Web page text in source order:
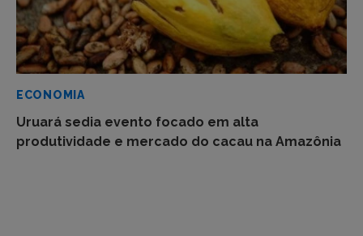
ECONOMIA
Uruará sedia evento focado em alta
produtividade e mercado do cacau na Amazônia